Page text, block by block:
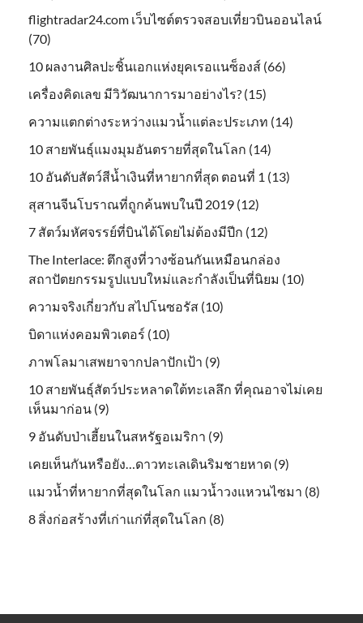
flightradar24.com เว็บไซต์ตรวจสอบเที่ยวบินออนไลน์
(70)
10 ผลงานศิลปะชิ้นเอกแห่งยุคเรอแนซ็องส์ (66)
เครื่องคิดเลข มีวิวัฒนาการมาอย่างไร? (15)
ความแตกต่างระหว่างแมวน้ำแต่ละประเภท (14)
10 สายพันธุ์แมงมุมอันตรายที่สุดในโลก (14)
10 อันดับสัตว์สีน้ำเงินที่หายากที่สุด ตอนที่ 1 (13)
สุสานจีนโบราณที่ถูกค้นพบในปี 2019 (12)
7 สัตว์มหัศจรรย์ที่บินได้โดยไม่ต้องมีปีก (12)
The Interlace: ตึกสูงที่วางซ้อนกันเหมือนกล่อง
สถาปัตยกรรมรูปแบบใหม่และกำลังเป็นที่นิยม (10)
ความจริงเกี่ยวกับ สไปโนซอรัส (10)
บิดาแห่งคอมพิวเตอร์ (10)
ภาพโลมาเสพยาจากปลาปักเป้า (9)
10 สายพันธุ์สัตว์ประหลาดใต้ทะเลลึก ที่คุณอาจไม่เคย
เห็นมาก่อน (9)
9 อันดับป่าเฮี้ยนในสหรัฐอเมริกา (9)
เคยเห็นกันหรือยัง…ดาวทะเลเดินริมชายหาด (9)
แมวน้ำที่หายากที่สุดในโลก แมวน้ำวงแหวนไซมา (8)
8 สิ่งก่อสร้างที่เก่าแก่ที่สุดในโลก (8)